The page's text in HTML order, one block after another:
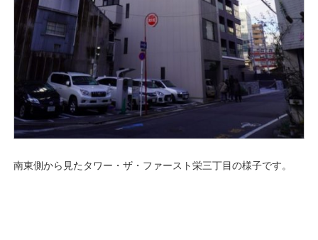
南東側から見たタワー・ザ・ファースト栄三丁目の様子です。